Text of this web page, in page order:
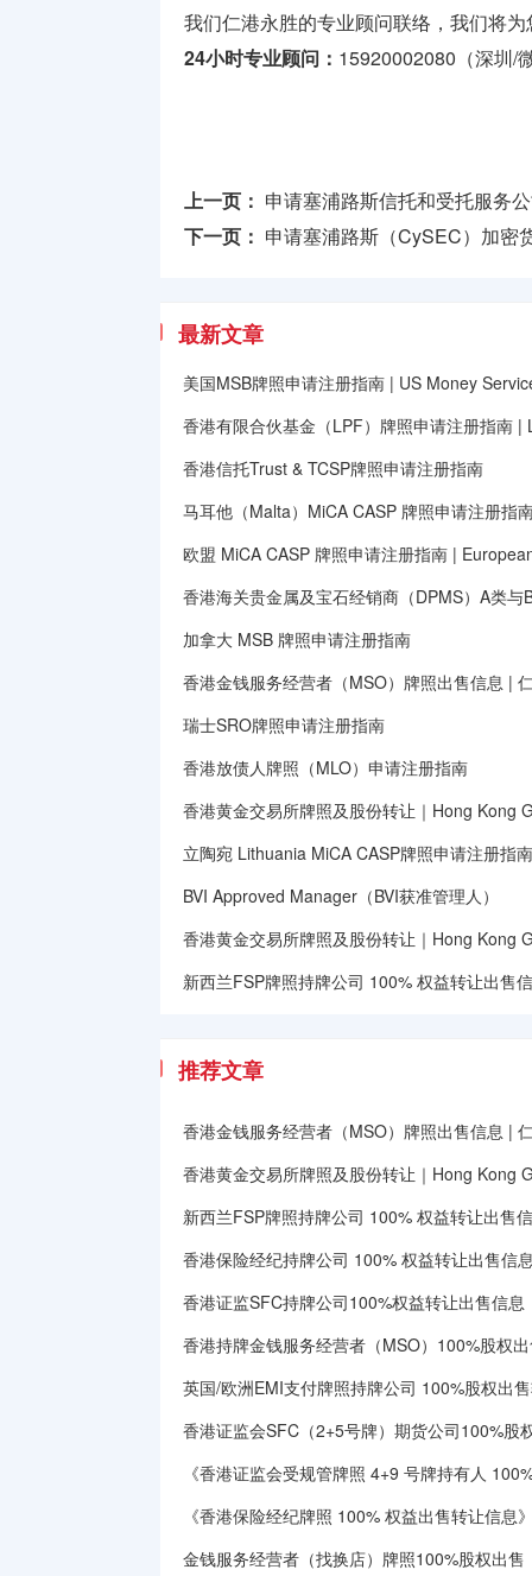
我们仁港永胜的专业顾问联络，我们将
24小时专业顾问： 15920002080（深圳/
上一页： 申请塞浦路斯信托和受托服务
下一页： 申请塞浦路斯（CySEC）加密
最新文章
美国MSB牌照申请注册指南 | US Money
香港有限合伙基金（LPF）牌照申请注册指南
香港信托Trust & TCSP牌照申请注册指南
马耳他（Malta）MiCA CASP 牌照申请注册指
欧盟 MiCA CASP 牌照申请注册指南 |
香港海关贵金属及宝石经销商（DPMS）A类与
加拿大 MSB 牌照申请注册指南
香港金钱服务经营者（MSO）牌照出售信息 |
瑞士SRO牌照申请注册指南
香港放债人牌照（MLO）申请注册指南
香港黄金交易所牌照及股份转让｜Hong Kong
立陶宛 Lithuania MiCA CASP牌照申请注册指南
BVI Approved Manager（BVI获准管理人）
香港黄金交易所牌照及股份转让｜Hong Kong
新西兰FSP牌照持牌公司 100% 权益转让出售
推荐文章
香港金钱服务经营者（MSO）牌照出售信息 |
香港黄金交易所牌照及股份转让｜Hong Kong
新西兰FSP牌照持牌公司 100% 权益转让出售
香港保险经纪持牌公司 100% 权益转让出售信
香港证监SFC持牌公司100%权益转让出售信息
香港持牌金钱服务经营者（MSO）100%股权
英国/欧洲EMI支付牌照持牌公司 100%股权出
香港证监会SFC（2+5号牌）期货公司100%股
《香港证监会受规管牌照 4+9 号牌持有人
《香港保险经纪牌照 100% 权益出售转让信息
金钱服务经营者（找换店）牌照100%股权出售